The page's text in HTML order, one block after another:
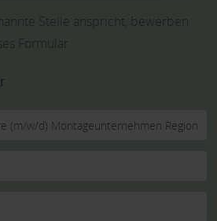
Stelle anspricht, bewerben
Formular.